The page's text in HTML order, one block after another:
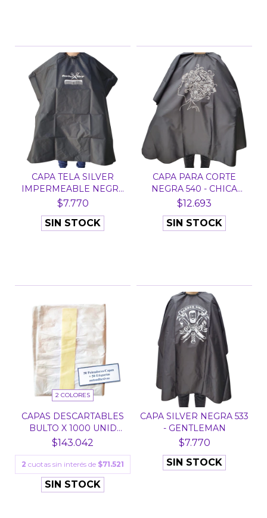
CAPA TELA SILVER
IMPERMEABLE NEGRA
533 -...
$7.770
SIN STOCK
CAPA PARA CORTE
NEGRA 540 - CHICA
PERFIL
$12.693
SIN STOCK
2 COLORES
CAPAS DESCARTABLES
BULTO X 1000 UNID
POL...
$143.042
2 cuotas sin interés de $71.521
SIN STOCK
CAPA SILVER NEGRA 533
- GENTLEMAN
$7.770
SIN STOCK